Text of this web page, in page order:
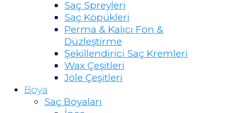
Saç Spreyleri
Saç Köpükleri
Perma & Kalıcı Fön &
Düzleştirme
Şekillendirici Saç Kremleri
Wax Çeşitleri
Jöle Çeşitleri
Boya
Saç Boyaları